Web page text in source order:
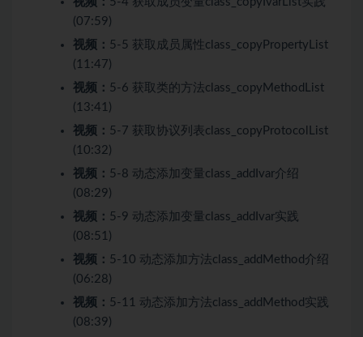
(07:59)
视频： 5-5 获取成员属性class_copyPropertyList
(11:47)
视频： 5-6 获取类的方法class_copyMethodList
(13:41)
视频： 5-7 获取协议列表class_copyProtocolList
(10:32)
视频： 5-8 动态添加变量class_addIvar介绍
(08:29)
视频： 5-9 动态添加变量class_addIvar实践
(08:51)
视频： 5-10 动态添加方法class_addMethod介绍
(06:28)
视频： 5-11 动态添加方法class_addMethod实践
(08:39)